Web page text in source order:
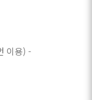
이용) -